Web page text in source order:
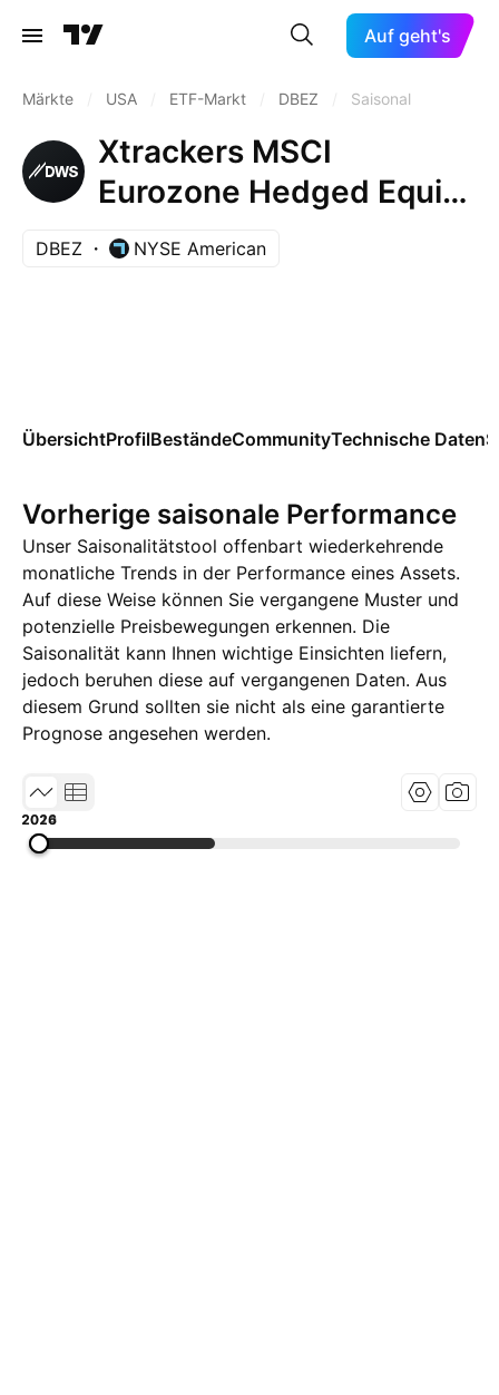
Auf geht's
Märkte USA ETF-Markt DBEZ Saisonal
Xtrackers MSCI
Eurozone Hedged Equity
ETF
DBEZ NYSE American
ÜbersichtProfilBeständeCommunityTechnische Daten
Vorherige saisonale Performance
Unser Saisonalitätstool offenbart wiederkehrende
monatliche Trends in der Performance eines Assets.
Auf diese Weise können Sie vergangene Muster und
potenzielle Preisbewegungen erkennen. Die
Saisonalität kann Ihnen wichtige Einsichten liefern,
jedoch beruhen diese auf vergangenen Daten. Aus
diesem Grund sollten sie nicht als eine garantierte
Prognose angesehen werden.
2014
2020
2026